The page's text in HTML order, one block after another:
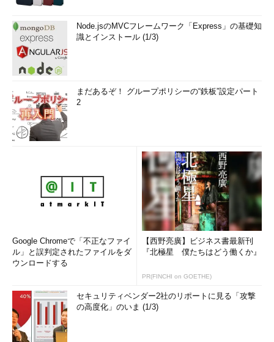
Node.jsのMVCフレームワーク「Express」の基礎知
識とインストール (1/3)
まだあるぞ！ グループポリシーの“鉄板”設定パート
2
Google Chromeで「不正なファイ
ル」と誤判定されたファイルをダ
ウンロードする
【西野亮廣】ビジネス書最新刊
『北極星 僕たちはどう働くか』
PR(FINCHI on GOETHE)
セキュリティベンダー2社のリポートに見る「攻撃
の高度化」のいま (1/3)